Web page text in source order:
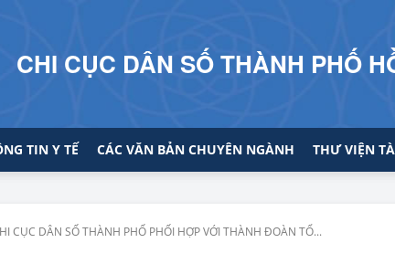
CHI CỤC DÂN SỐ THÀNH PHỐ
TIN Y TẾ CÁC VĂN BẢN CHUYÊN NGÀNH THƯ VIỆN
CỤC DÂN SỐ THÀNH PHỐ PHỐI HỢP VỚI THÀNH ĐOÀN TỔ...